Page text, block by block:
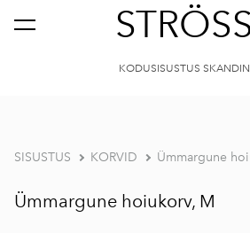
KODUSISUSTUS
SISUSTUS KORVID Ümmargune
Ümmargune hoiukorv, M